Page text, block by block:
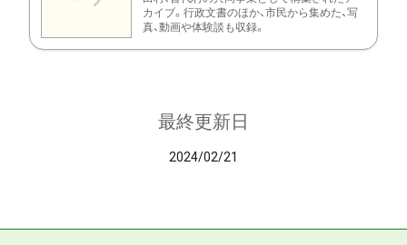
カイブ。行政文書のほか、市民から集めた、写
真、動画や体験談も収録。
最終更新日
2024/02/21